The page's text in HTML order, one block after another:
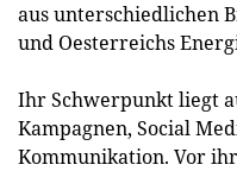
aus unterschiedlichen
und Oesterreichs
Ihr Schwerpunkt liegt
Kampagnen, Social
Kommunikation. Vor